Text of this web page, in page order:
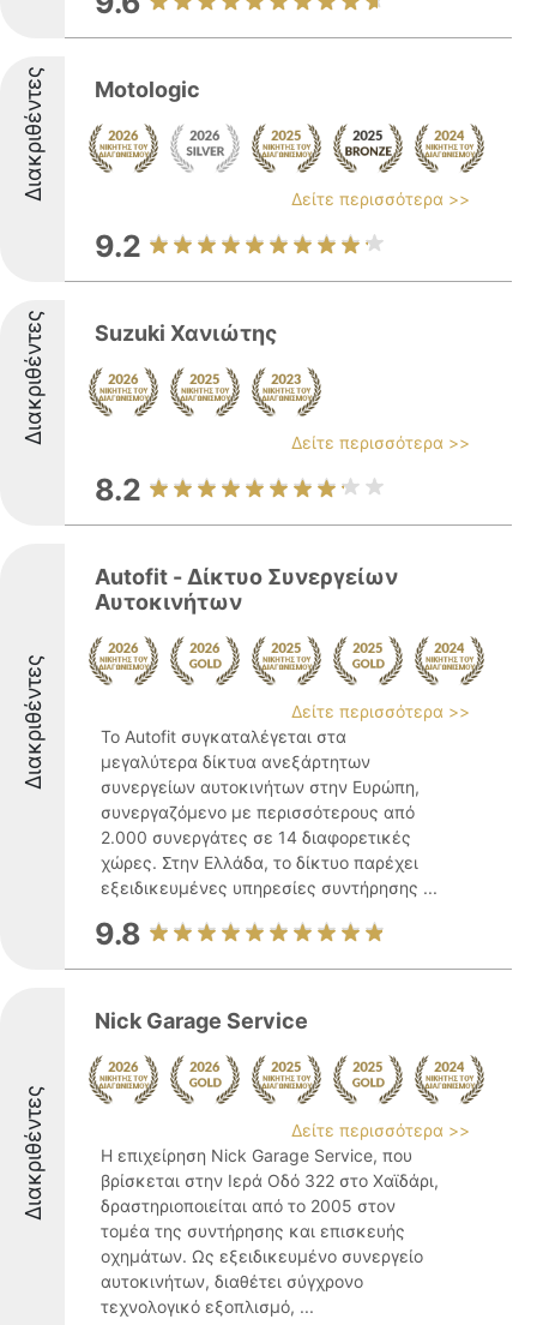
Διακριθέντες Motologic
Δείτε περισσότερα >>
9.2
Διακριθέντες Suzuki Χανιώτης
Δείτε περισσότερα >>
8.2
Διακριθέντες
Autofit - Δίκτυο Συνεργείων
Αυτοκινήτων
Δείτε περισσότερα >>
Το Autofit συγκαταλέγεται στα
μεγαλύτερα δίκτυα ανεξάρτητων
συνεργείων αυτοκινήτων στην Ευρώπη,
συνεργαζόμενο με περισσότερους από
2.000 συνεργάτες σε 14 διαφορετικές
χώρες. Στην Ελλάδα, το δίκτυο παρέχει
εξειδικευμένες υπηρεσίες συντήρησης ...
9.8
Διακριθέντες
Nick Garage Service
Δείτε περισσότερα >>
Η επιχείρηση Nick Garage Service, που
βρίσκεται στην Ιερά Οδό 322 στο Χαϊδάρι,
δραστηριοποιείται από το 2005 στον
τομέα της συντήρησης και επισκευής
οχημάτων. Ως εξειδικευμένο συνεργείο
αυτοκινήτων, διαθέτει σύγχρονο
τεχνολογικό εξοπλισμό, ...